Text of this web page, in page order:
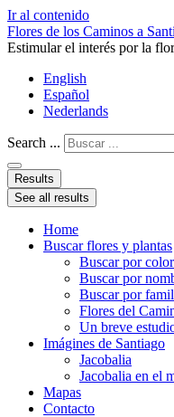
Ir al contenido
Flores de los Caminos a
Estimular el interés por la
English
Español
Nederlands
Search ...
Results
See all results
Home
Buscar flores y plantas
Buscar por
Buscar por
Buscar por
Flores del
Un breve
Imágines de Santiago
Jacobalia
Jacobalia en el
Mapas
Contacto